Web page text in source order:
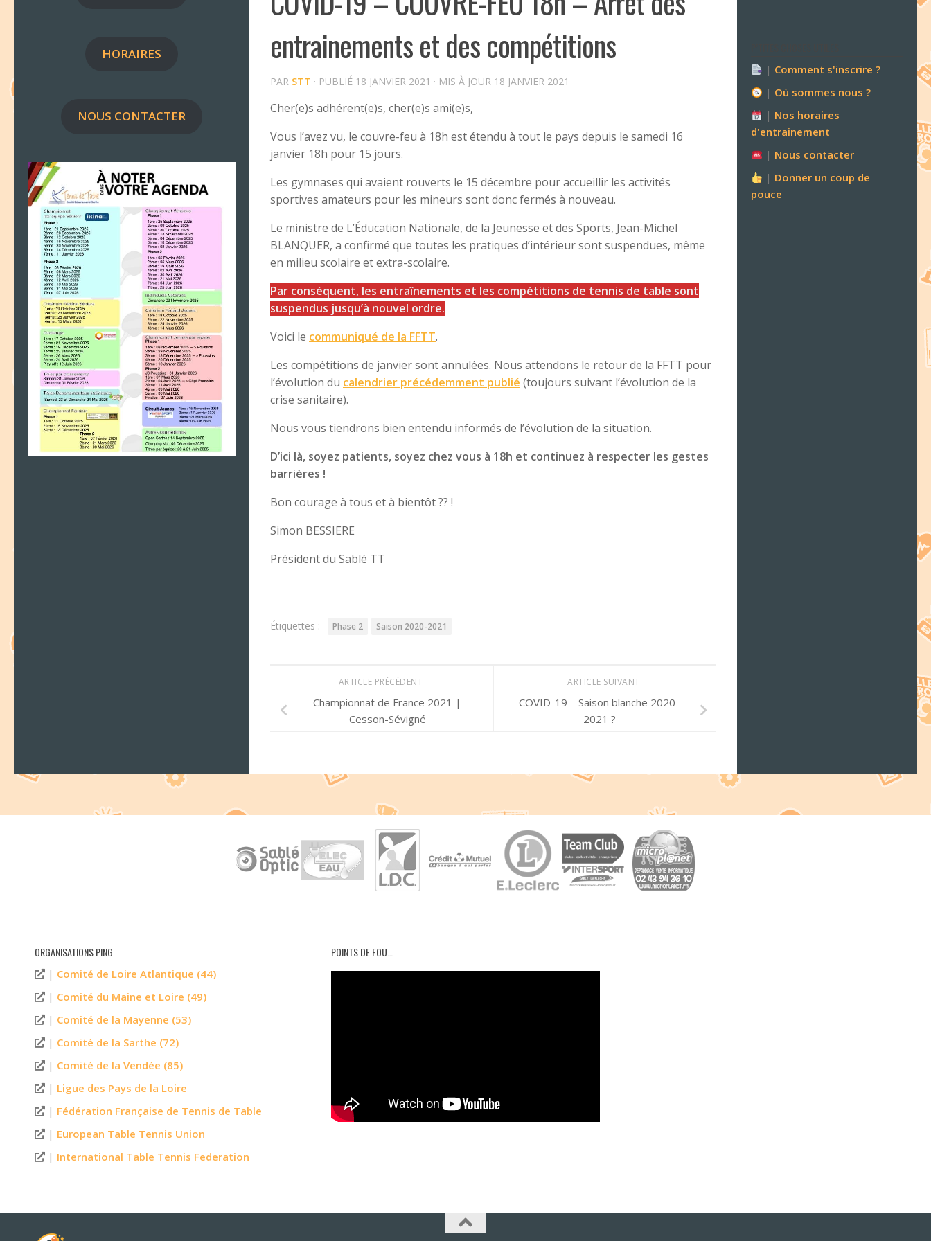
entrainements et des compétitions
PAR STT · PUBLIÉ 18 JANVIER 2021 · MIS À JOUR 18 JANVIER 2021
Cher(e)s adhérent(e)s, cher(e)s ami(e)s,
Vous l’avez vu, le couvre-feu à 18h est étendu à tout le pays depuis le samedi 16
janvier 18h pour 15 jours.
Les gymnases qui avaient rouverts le 15 décembre pour accueillir les activités
sportives amateurs pour les mineurs sont donc fermés à nouveau.
Le ministre de L’Éducation Nationale, de la Jeunesse et des Sports, Jean-Michel
BLANQUER, a confirmé que toutes les pratiques d’intérieur sont suspendues, même
en milieu scolaire et extra-scolaire.
Par conséquent, les entraînements et les compétitions de tennis de table sont
suspendus jusqu’à nouvel ordre.
Voici le communiqué de la FFTT.
Les compétitions de janvier sont annulées. Nous attendons le retour de la FFTT pour
l’évolution du calendrier précédemment publié (toujours suivant l’évolution de la
crise sanitaire).
Nous vous tiendrons bien entendu informés de l’évolution de la situation.
D’ici là, soyez patients, soyez chez vous à 18h et continuez à respecter les gestes
barrières !
Bon courage à tous et à bientôt ?? !
Simon BESSIERE
Président du Sablé TT
Étiquettes : Phase 2 Saison 2020-2021
ARTICLE SUIVANT
COVID-19 – Saison blanche 2020-
2021 ?
ARTICLE PRÉCÉDENT
Championnat de France 2021 |
Cesson-Sévigné
HORAIRES
NOUS CONTACTER
| Comment s'inscrire ?
| Où sommes nous ?
| Nos horaires
d'entrainement
| Nous contacter
| Donner un coup de
pouce
ORGANISATIONS PING
| Comité de Loire Atlantique (44)
| Comité du Maine et Loire (49)
| Comité de la Mayenne (53)
| Comité de la Sarthe (72)
| Comité de la Vendée (85)
| Ligue des Pays de la Loire
| Fédération Française de Tennis de Table
| European Table Tennis Union
| International Table Tennis Federation
POINTS DE FOU…